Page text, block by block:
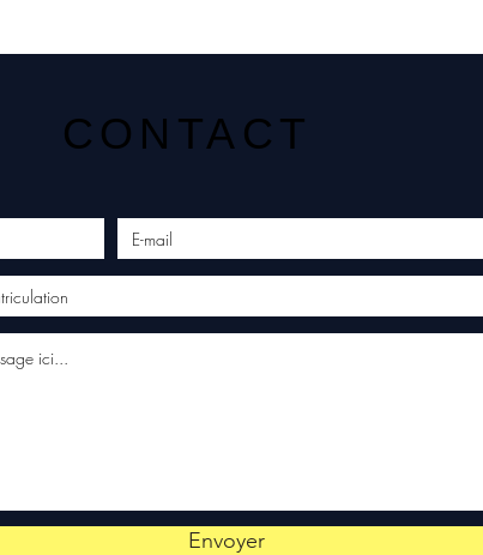
CONTACT
Envoyer